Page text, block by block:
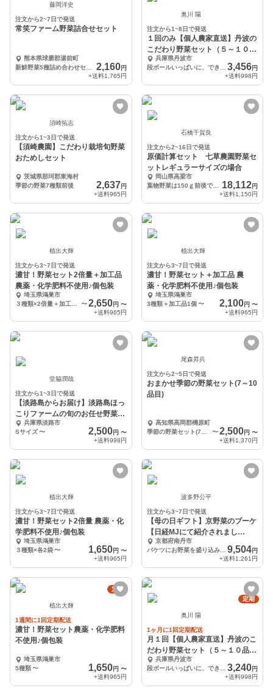
藤岡洋史
注文から2~7日で発送
常笑ファーム野菜詰合せセット
熊本県球磨郡湯前町
2,160円
+送料1,765円
奥川 陽
注文から1~8日で発送
１回のみ【個人農家直送】丹波の
こだわり野菜セット（５～１０品
目）兵庫県丹波市
3,456円
+送料998円
須崎拓志
注文から1~3日で発送
【須崎農園】こだわり栽培旬野菜
おためしセット
茨城県那珂郡東海村
季節の野菜7種類前後
2,637 円
+送料965円
石橋千賀良
注文から2~16日で発送
原価計算セット 七草農園野菜セ
ットレギュラーサイズの場合
岡山県高梁市
葉物野菜は150ｇ前後で1パック等、およそ1～2回分を1パックにしております。
18,112円
+送料1,150円
植出大輝
注文から3~7日で発送
濃甘！野菜セット2倍量＋加工品
農薬・化学肥料不使用♪個包装
埼玉県鴻巣市
〜 2,650円 〜
+送料965円
植出大輝
注文から3~7日で発送
濃甘！野菜セット＋加工品 農
薬・化学肥料不使用♪個包装
埼玉県鴻巣市
3種類＋加工品1個 〜 2,100円 〜
+送料965円
堂脇潤哉
注文から1~3日で発送
【淡路島からお届け】淡路島ほっ
こりファームの旬のお任せ野菜セ
ット(S・M・L)
兵庫県淡路市
Sサイズ〜 2,500円 〜
+送料998円
尾森昇兵
注文から2~5日で発送
おまかせ季節の野菜セット(7～10
品目)
高知県高岡郡檮原町
〜2,500円 〜
+送料1,370円
植出大輝
注文から3~7日で発送
濃甘！野菜セット2倍量 農薬・化
学肥料不使用♪個包装
埼玉県鴻巣市
３種類×各2袋〜 1,650円 〜
+送料965円
波多野公平
注文から3~7日で発送
【母の日ギフト】京野菜のブーケ
【日経MJにて紹介されまし
た！】
京都府南丹市
バケツにお野菜を盛り込みます
9,504円
+送料1,261円
定期
植出大輝
1週間に1回定期配送
濃甘！野菜セット農薬・化学肥料
不使用♪個包装
埼玉県鴻巣市
5種類〜 1,650円 〜
+送料965円
定期
奥川 陽
1ヶ月に1回定期配送
月１回【個人農家直送】丹波のこ
だわり野菜セット（５～１０品
目）兵庫県丹波市
3,240円
+送料998円